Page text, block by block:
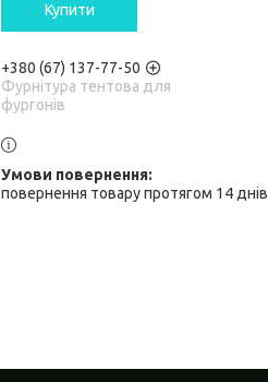
Купити
+380 (67) 137-77-50
Фурнітура тентова для
фургонів
повернення товару протягом 14 днів